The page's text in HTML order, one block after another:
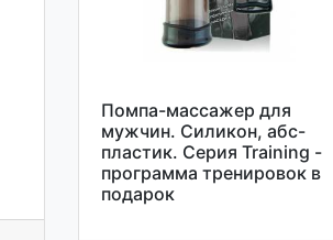
Помпа-массажер для
мужчин. Силикон, абс-
пластик. Серия Training -
программа тренировок в
подарок